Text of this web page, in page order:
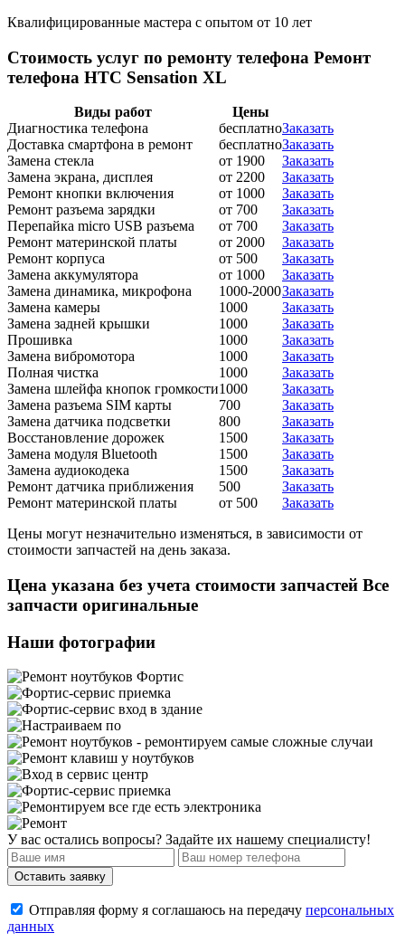
Квалифицированные мастера с опытом от 10 лет
Стоимость услуг по ремонту телефона Ремонт
телефона HTC Sensation XL
Виды работ
Цены
Диагностика телефона
бесплатноЗаказать
Доставка смартфона в ремонт
бесплатноЗаказать
Замена стекла
от 1900
Заказать
Замена экрана, дисплея
от 2200
Заказать
Ремонт кнопки включения
от 1000
Заказать
Ремонт разъема зарядки
от 700
Заказать
Перепайка micro USB разъема
от 700
Заказать
Ремонт материнской платы
от 2000
Заказать
Ремонт корпуса
от 500
Заказать
Замена аккумулятора
от 1000
Заказать
Замена динамика, микрофона
1000-2000Заказать
Замена камеры
1000
Заказать
Замена задней крышки
1000
Заказать
Прошивка
1000
Заказать
Замена вибромотора
1000
Заказать
Полная чистка
1000
Заказать
Замена шлейфа кнопок громкости1000
Заказать
Замена разъема SIM карты
700
Заказать
Замена датчика подсветки
800
Заказать
Восстановление дорожек
1500
Заказать
Замена модуля Bluetooth
1500
Заказать
Замена аудиокодека
1500
Заказать
Ремонт датчика приближения
500
Заказать
Ремонт материнской платы
от 500
Заказать
Цены могут незначительно изменяться, в зависимости от
стоимости запчастей на день заказа.
Цена указана без учета стоимости запчастей Все
запчасти оригинальные
Наши фотографии
У вас остались вопросы? Задайте их нашему специалисту!
Отправляя форму я соглашаюсь на передачу персональных
данных